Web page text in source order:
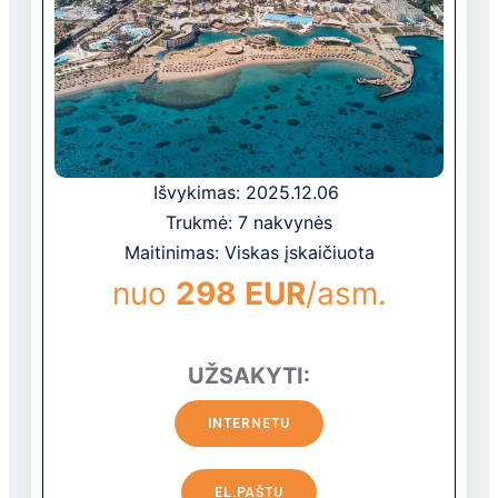
pastato ir atskirų pastatų bei vasarnamių.
Išvykimas: 2025.12.06
Trukmė: 7 nakvynės
Maitinimas: Viskas įskaičiuota
nuo 298 EUR/asm.
UŽSAKYTI:
INTERNETU
EL.PAŠTU